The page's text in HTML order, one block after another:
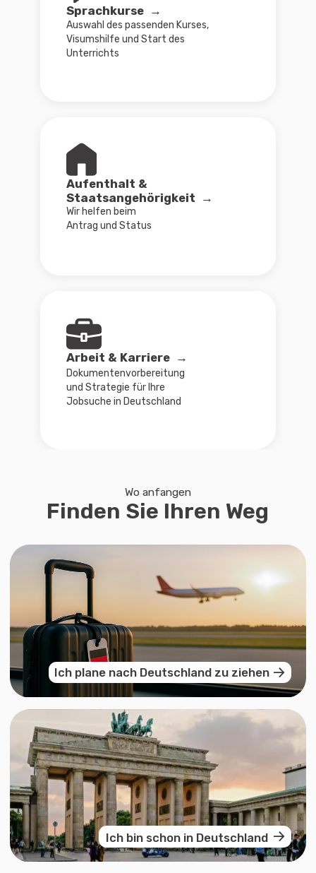
Ich bin schon in Deutschland
Machen Sie den ersten Schritt
Finden Sie
Richtung
Dieser Schritt ist keine Beratung.
Er hilft Ihnen, sich zu orientieren
und zu verstehen, welche
Es ist ein kurzer Einführungsschritt
(3–5 Minuten), der zeigt, ob Ihr
Anfrage senden
AGB
Datenschutz
Leitbild
Impressum